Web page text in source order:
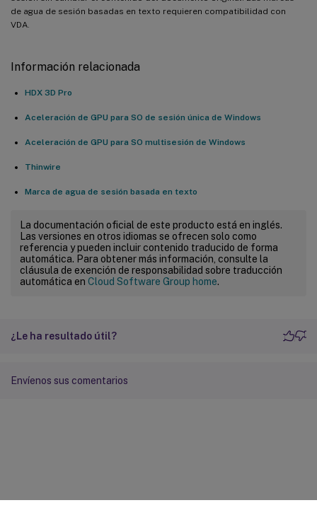
de agua de sesión basadas en texto requieren compatibilidad con
VDA.
Información relacionada
HDX 3D Pro
Aceleración de GPU para SO de sesión única de Windows
Aceleración de GPU para SO multisesión de Windows
Thinwire
Marca de agua de sesión basada en texto
La documentación oficial de este producto está en inglés.
Las versiones en otros idiomas se ofrecen solo como
referencia y pueden incluir contenido traducido de forma
automática. Para obtener más información, consulte la
cláusula de exención de responsabilidad sobre traducción
automática en Cloud Software Group home.
¿Le ha resultado útil?
Envíenos sus comentarios